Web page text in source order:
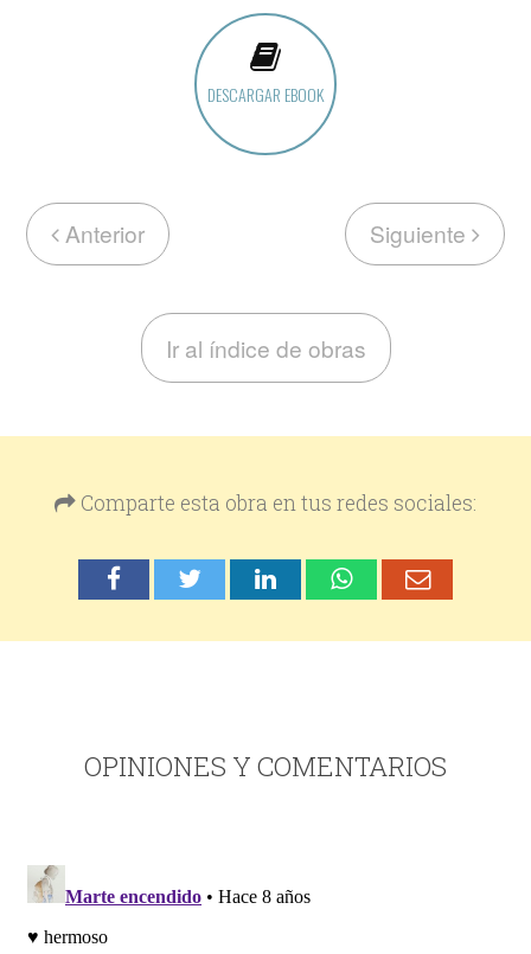
DESCARGAR EBOOK
Anterior Siguiente
Ir al índice de obras
Comparte esta obra en tus redes sociales:
OPINIONES Y COMENTARIOS